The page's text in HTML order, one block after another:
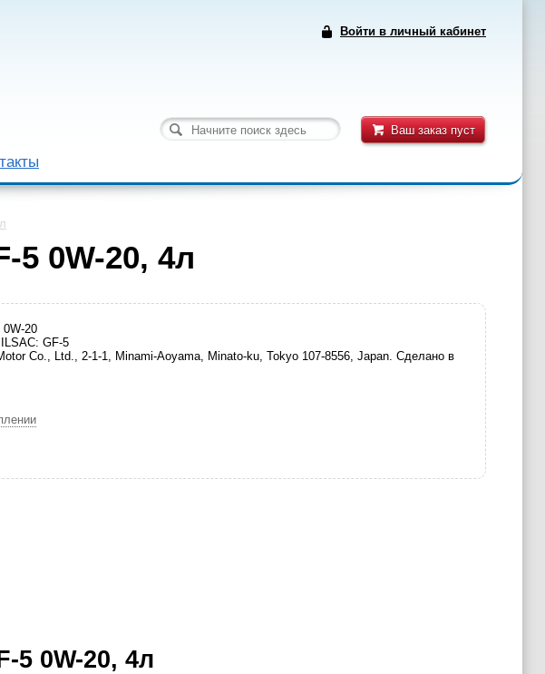
Войти в личный кабинет
Ваш заказ пуст
5 0W-20, 4л
0W-20
GF-5
Co., Ltd., 2-1-1, Minami-Aoyama, Minato-ku, Tokyo 107-8556, Japan. Сделано в
5 0W-20, 4л